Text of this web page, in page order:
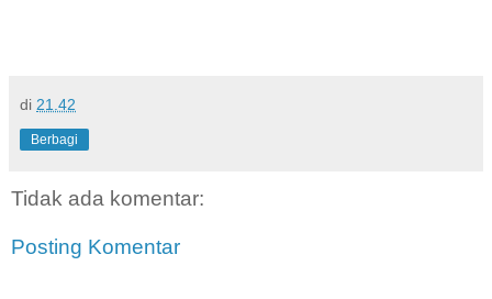
di 21.42
Berbagi
Tidak ada komentar:
Posting Komentar